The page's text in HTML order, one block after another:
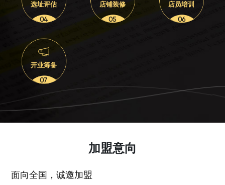
选址评估
04
店铺装修
05
店员培训
06
开业筹备
07
加盟意向
面向全国，诚邀加盟